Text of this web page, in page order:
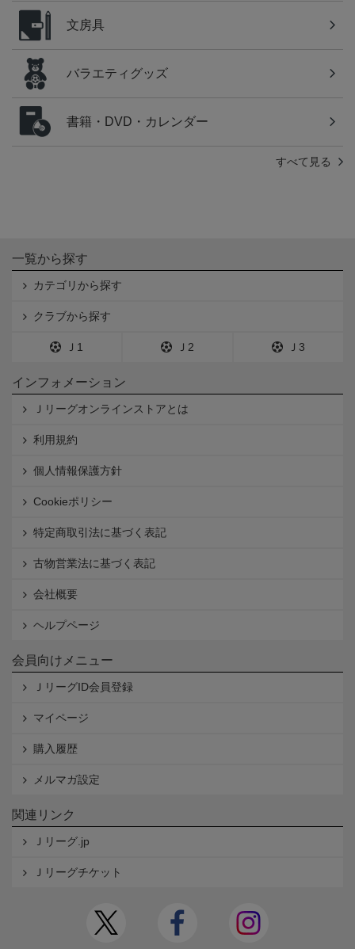
文房具
バラエティグッズ
書籍・DVD・カレンダー
すべて見る
一覧から探す
カテゴリから探す
クラブから探す
Ｊ1 Ｊ2 Ｊ3
インフォメーション
Ｊリーグオンラインストアとは
利用規約
個人情報保護方針
Cookieポリシー
特定商取引法に基づく表記
古物営業法に基づく表記
会社概要
ヘルプページ
会員向けメニュー
ＪリーグID会員登録
マイページ
購入履歴
メルマガ設定
関連リンク
Ｊリーグ.jp
Ｊリーグチケット